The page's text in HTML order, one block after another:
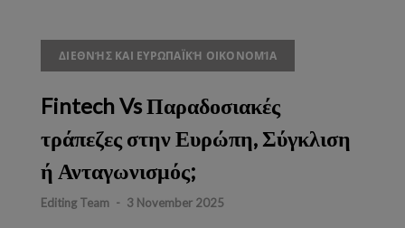
ΔΙΕΘΝΉΣ ΚΑΙ ΕΥΡΩΠΑΪΚΉ ΟΙΚΟΝΟΜΊΑ
Fintech Vs Παραδοσιακές
τράπεζες στην Ευρώπη, Σύγκλιση
ή Ανταγωνισμός;
Editing Team - 3 November 2025